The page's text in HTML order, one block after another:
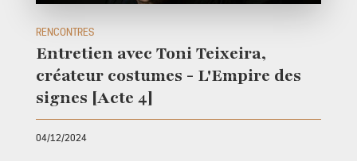
RENCONTRES
Entretien avec Toni Teixeira,
créateur costumes - L'Empire des
signes [Acte 4]
04/12/2024